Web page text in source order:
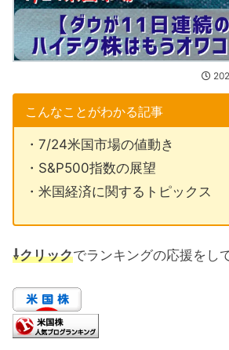
こんなことがわかる記事
・7/24米国市場の値動き
・S&P500指数の展望
・米国経済に関するトピックス
⇩クリックでランキングの応援をし